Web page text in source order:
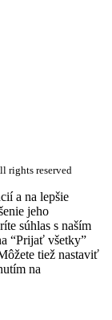
rights reserved
a na lepšie
jeho
súhlas s naším
“Prijať všetky”
tiež nastaviť
na